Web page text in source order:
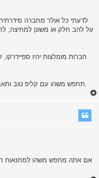
לדעתי כל אולר מחברה
על להב חלק או משונן למחיצה;
חברות מומלצות יהיו
אם אתה מחפש משהו למחנאות